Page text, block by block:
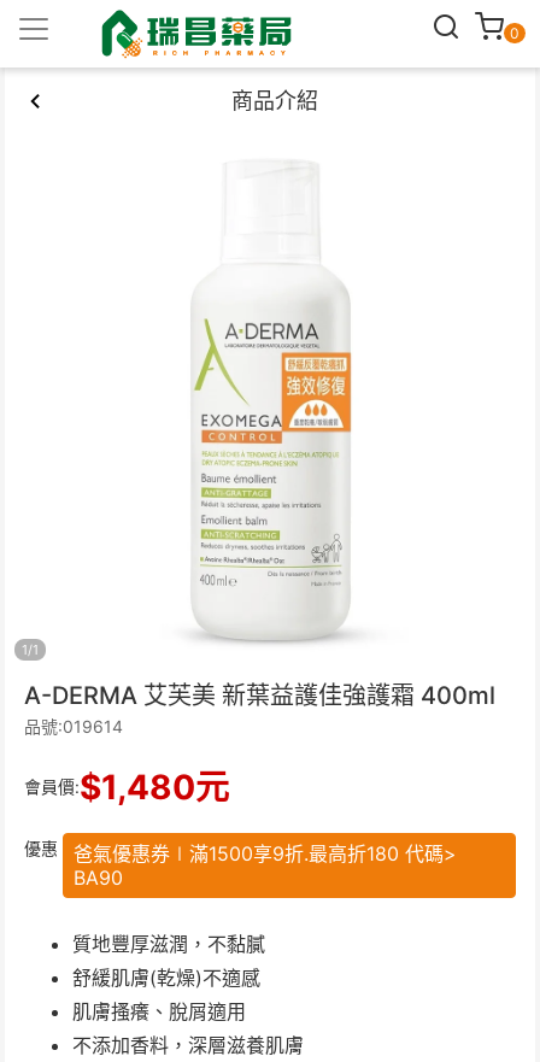
0
商品介紹
1/1
A-DERMA 艾芙美 新葉益護佳強護霜 400ml
品號:019614
會員價:$1,480元
優惠
爸氣優惠券∣滿1500享9折.最高折180 代碼>
BA90
質地豐厚滋潤，不黏膩
舒緩肌膚(乾燥)不適感
肌膚搔癢、脫屑適用
不添加香料，深層滋養肌膚